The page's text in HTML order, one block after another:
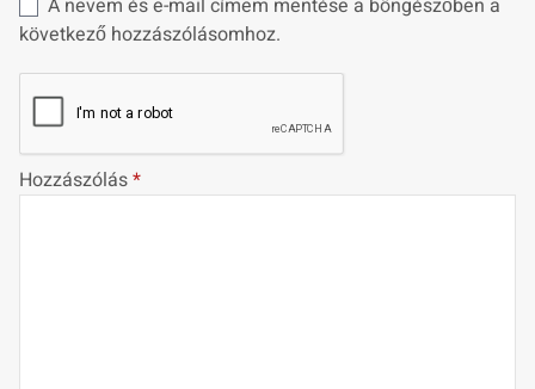
A nevem és e-mail címem mentése a böngészőben a
következő hozzászólásomhoz.
Hozzászólás*